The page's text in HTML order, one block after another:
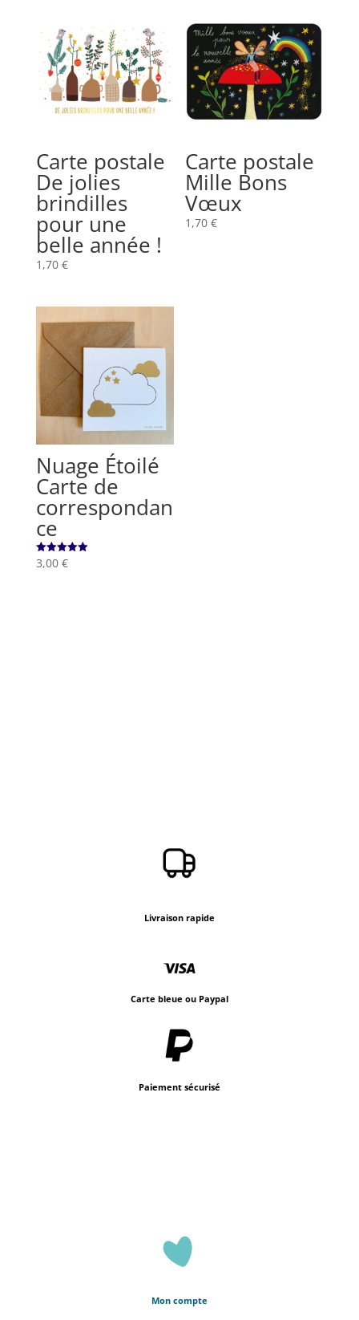
Carte postale
De jolies
brindilles
pour une
belle année !
1,70 €
Carte postale
Mille Bons
Vœux
1,70€
Nuage Étoilé
Carte de
correspondan
ce
Note
5.00
3,00 €
Livraison rapide
Carte bleue ou Paypal
Paiement sécurisé
Mon compte